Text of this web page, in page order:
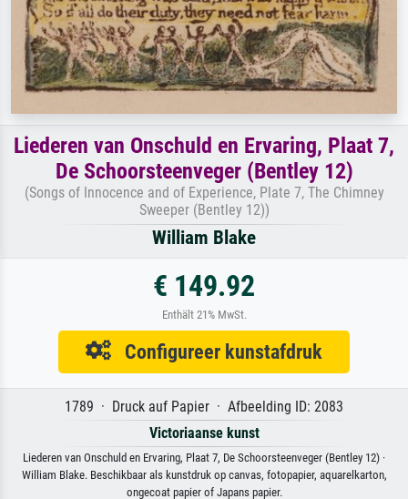
Liederen van Onschuld en Ervaring, Plaat 7,
De Schoorsteenveger (Bentley 12)
(Songs of Innocence and of Experience, Plate 7, The Chimney
Sweeper (Bentley 12))
William Blake
€ 149.92
Enthält 21% MwSt.
Configureer kunstafdruk
1789 · Druck auf Papier · Afbeelding ID: 2083
Victoriaanse kunst
Liederen van Onschuld en Ervaring, Plaat 7, De Schoorsteenveger (Bentley 12) ·
William Blake. Beschikbaar als kunstdruk op canvas, fotopapier, aquarelkarton,
ongecoat papier of Japans papier.